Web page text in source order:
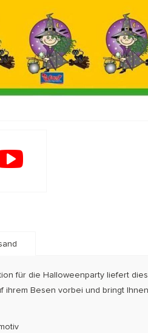
für die Halloweenparty liefert
ihrem Besen vorbei und bringt